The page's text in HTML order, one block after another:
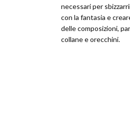
necessari per
con la fantasia e
delle composizioni,
collane e orecchini.